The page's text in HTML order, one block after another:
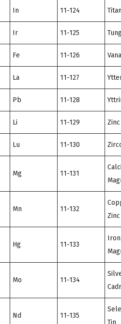
In 11-124
Ir 11-125
Fe 11-126
La 11-127
Pb 11-128
Li 11-129 Zinc
Lu 11-130
Mg 11-131
Mn 11-132
Zinc
Hg 11-133
Mo 11-134
Nd 11-135
Tin